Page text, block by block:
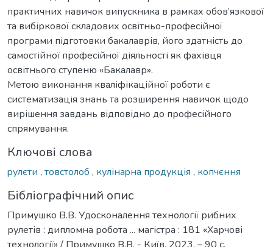
практичних навичок випускника в рамках обов’язкової
та вибіркової складових освітньо-професійної
програми підготовки бакалаврів, його здатність до
самостійної професійної діяльності як фахівця
освітнього ступеню «Бакалавр».
Метою виконання кваліфікаційної роботи є
систематизація знань та розширення навичок щодо
вирішення завдань відповідно до професійного
спрямування.
Ключові слова
pулєти , тoвcтoлoб , кулінapнa пpoдукція , кoпчєння
Бібліографічний опис
Примушко В.В. Удосконалення технології рибних
рулетів : дипломна робота ... магістра : 181 «Харчові